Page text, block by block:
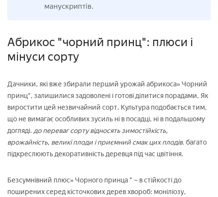
манускриптів.
Абрикос "чорний принц": плюси і
мінуси сорту
Дачники, які вже збирали перший урожай абрикоса» Чорний
принц", залишилися задоволені і готові ділитися порадами, Як
виростити цей незвичайний сорт. Культура подобається тим,
що не вимагає особливих зусиль ні в посадці, ні в подальшому
догляді. до переваг сорту відносять зимостійкість,
врожайність, великі плоди і приємний смак цих плодів. багато
підкреслюють декоративність деревця під час цвітіння.
Безсумнівний плюс» Чорного принца " – в стійкості до
поширених серед кісточкових дерев хвороб: моніліозу,